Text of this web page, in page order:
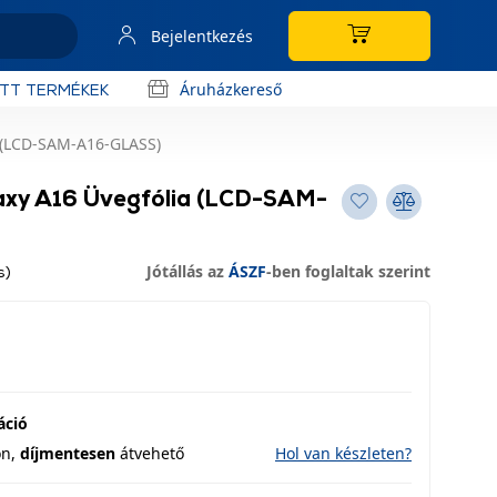
Bejelentkezés
TERMÉKEK Áruházkereső
SAM-A16-GLASS)
A16 Üvegfólia (LCD-SAM-
Jótállás az ÁSZF-ben foglaltak szerint
díjmentesen átvehető Hol van készleten?